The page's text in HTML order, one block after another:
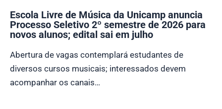
Escola Livre de Música da Unicamp anuncia
Processo Seletivo 2º semestre de 2026 para
novos alunos; edital sai em julho
Abertura de vagas contemplará estudantes de
diversos cursos musicais; interessados devem
acompanhar os canais…